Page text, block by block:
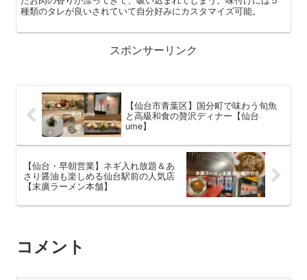
種類のタレが良いされていて自分好みにカスタマイズ可能。
スポンサーリンク
【仙台市青葉区】国分町で味わう旬魚
と高級和食の贅沢ディナー【仙台
ume】
【仙台・早朝営業】ネギ入れ放題＆あ
さり醤油も楽しめる仙台駅前の人気店
【末廣ラーメン本舗】
コメント